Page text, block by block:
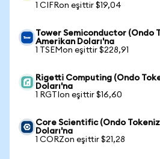
1 CIFRon eşittir $19,04
Tower Semiconductor (Ondo
Amerikan Doları'na
1 TSEMon eşittir $228,91
Rigetti Computing (Ondo
Doları'na
1 RGTIon eşittir $16,60
Core Scientific (Ondo
Doları'na
1 CORZon eşittir $21,28